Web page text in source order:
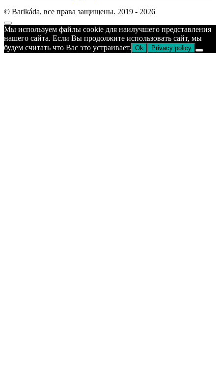
© Barikáda, все права защищены. 2019 - 2026
Прокрутка
к
верху
Мы используем файлы cookie для наилучшего представления
нашего сайта. Если Вы продолжите использовать сайт, мы
будем считать что Вас это устраивает. Ok Privacy policy